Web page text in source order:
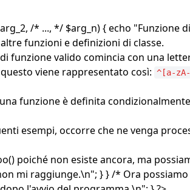
/* ..., */ $arg_n) { echo "Funzione
funzioni e definizioni di classe.
funzione valido comincia con una
viene rappresentato così: ^[a-
funzione è definita
esempi, occorre che ne venga
poiché non esiste ancora, ma
mi raggiunge.\n"; } } /* Ora